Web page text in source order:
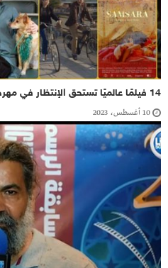
14 فيلمًا عالميًا تستحق الإنتظار في مهرجان القاهرة السينمائي 2023
10 أغسطس، 2023